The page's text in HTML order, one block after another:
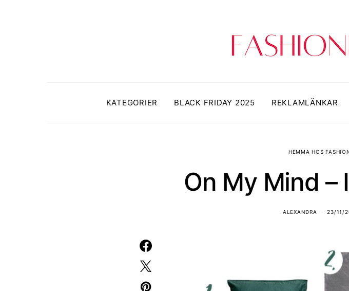
KATEGORIER BLACK FRIDAY 2025 REKLAMLÄNKAR
HEMMA HOS
On My Mind –
ALEXANDRA 23/11/